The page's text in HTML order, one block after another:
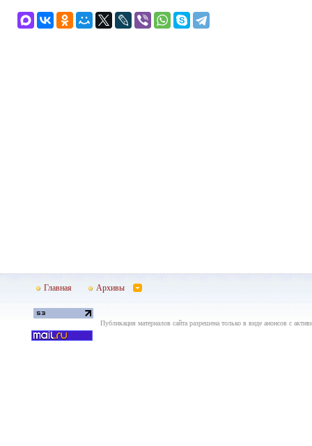
Главная Архивы
Публикация материалов сайта разрешена только в виде анонсов с